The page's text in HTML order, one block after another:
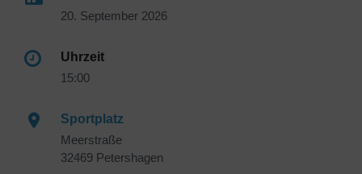
20. September 2026
Uhrzeit
15:00
Sportplatz
Meerstraße
32469 Petershagen